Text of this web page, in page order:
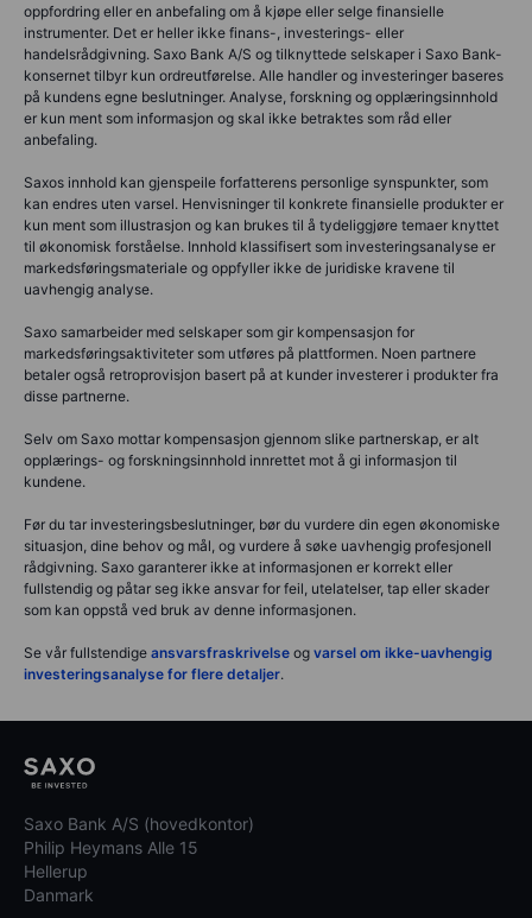
oppfordring eller en anbefaling om å kjøpe eller selge finansielle
instrumenter. Det er heller ikke finans-, investerings- eller
handelsrådgivning. Saxo Bank A/S og tilknyttede selskaper i Saxo Bank-
konsernet tilbyr kun ordreutførelse. Alle handler og investeringer baseres
på kundens egne beslutninger. Analyse, forskning og opplæringsinnhold
er kun ment som informasjon og skal ikke betraktes som råd eller
anbefaling.
Saxos innhold kan gjenspeile forfatterens personlige synspunkter, som
kan endres uten varsel. Henvisninger til konkrete finansielle produkter er
kun ment som illustrasjon og kan brukes til å tydeliggjøre temaer knyttet
til økonomisk forståelse. Innhold klassifisert som investeringsanalyse er
markedsføringsmateriale og oppfyller ikke de juridiske kravene til
uavhengig analyse.
Saxo samarbeider med selskaper som gir kompensasjon for
markedsføringsaktiviteter som utføres på plattformen. Noen partnere
betaler også retroprovisjon basert på at kunder investerer i produkter fra
disse partnerne.
Selv om Saxo mottar kompensasjon gjennom slike partnerskap, er alt
opplærings- og forskningsinnhold innrettet mot å gi informasjon til
kundene.
Før du tar investeringsbeslutninger, bør du vurdere din egen økonomiske
situasjon, dine behov og mål, og vurdere å søke uavhengig profesjonell
rådgivning. Saxo garanterer ikke at informasjonen er korrekt eller
fullstendig og påtar seg ikke ansvar for feil, utelatelser, tap eller skader
som kan oppstå ved bruk av denne informasjonen.
Se vår fullstendige ansvarsfraskrivelse og varsel om ikke-uavhengig
investeringsanalyse for flere detaljer.
Saxo Bank A/S (hovedkontor)
Philip Heymans Alle 15
Hellerup
Danmark